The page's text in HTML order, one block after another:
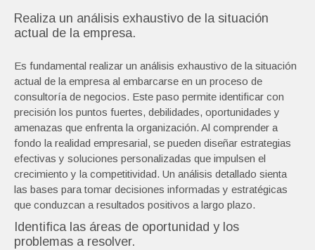
Realiza un análisis exhaustivo de la situación
actual de la empresa.
Es fundamental realizar un análisis exhaustivo de la situación
actual de la empresa al embarcarse en un proceso de
consultoría de negocios. Este paso permite identificar con
precisión los puntos fuertes, debilidades, oportunidades y
amenazas que enfrenta la organización. Al comprender a
fondo la realidad empresarial, se pueden diseñar estrategias
efectivas y soluciones personalizadas que impulsen el
crecimiento y la competitividad. Un análisis detallado sienta
las bases para tomar decisiones informadas y estratégicas
que conduzcan a resultados positivos a largo plazo.
Identifica las áreas de oportunidad y los
problemas a resolver.